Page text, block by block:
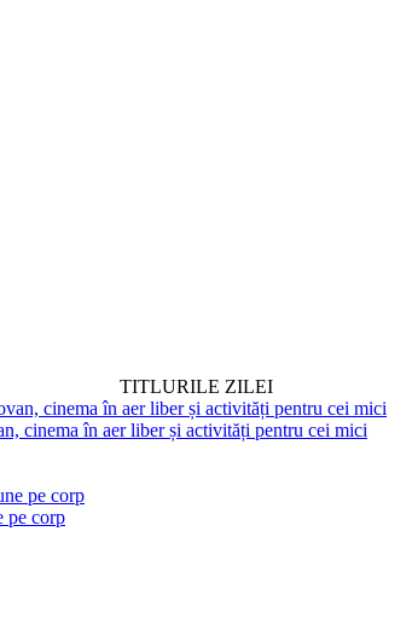
TITLURILE ZILEI
cinema în aer liber și activități pentru cei mici
pe corp